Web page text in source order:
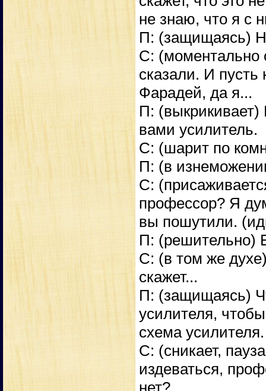
не знаю, что я с
П: (защищаясь)
С: (моментально
сказали. И пусть
Фарадей, да я...
П: (выкрикивает)
вами усилитель.
С: (шарит по
П: (в
С:
профессор? Я
вы пошутили.
П: (решительно)
С: (в том же
скажет...
П: (защищаясь)
усилителя,
схема
С: (сникает,
издеваться,
нет?